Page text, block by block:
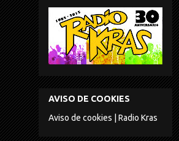
AVISO DE COOKIES
Aviso de cookies | Radio Kras